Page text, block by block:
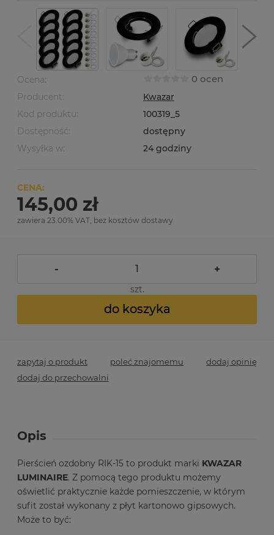
Ocena: 0 ocen
Producent:
Kwazar
Kod produktu:
100319_5
Dostępność:
dostępny
Wysyłka w:
24 godziny
CENA:
145,00 zł
zawiera 23.00% VAT, bez kosztów dostawy
- +
szt.
do koszyka
zapytaj o produkt poleć znajomemu
dodaj opinię
dodaj do przechowalni
Opis
Pierścień ozdobny RIK-15 to produkt marki KWAZAR
LUMINAIRE. Z pomocą tego produktu możemy
oświetlić praktycznie każde pomieszczenie, w którym
sufit został wykonany z płyt kartonowo gipsowych.
Może to być: